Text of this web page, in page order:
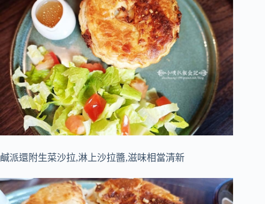
鹹派還附生菜沙拉,淋上沙拉醬,滋味相當清新